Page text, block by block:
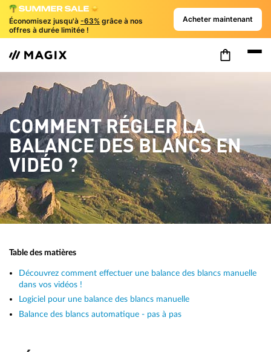
Économisez jusqu'à -63% grâce à nos
offres à durée limitée !
Acheter maintenant
COMMENT RÉGLER LA
BALANCE DES BLANCS EN
VIDÉO ?
Table des matières
Découvrez comment effectuer une balance des blancs manuelle
dans vos vidéos !
Logiciel pour une balance des blancs manuelle
Balance des blancs automatique - pas à pas